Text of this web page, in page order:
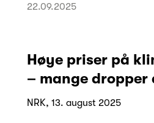
22.09.2025
Høye priser på
– mange dropper
NRK, 13. august 2025